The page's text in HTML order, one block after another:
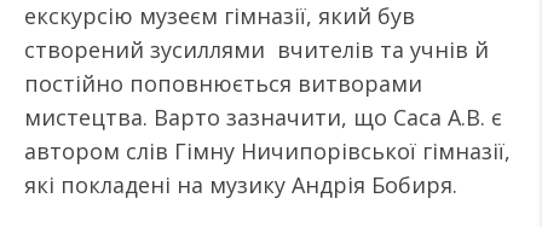
екскурсію музеєм гімназії, який був
створений зусиллями вчителів та учнів й
постійно поповнюється витворами
мистецтва. Варто зазначити, що Саса А.В. є
автором слів Гімну Ничипорівської гімназії,
які покладені на музику Андрія Бобиря.